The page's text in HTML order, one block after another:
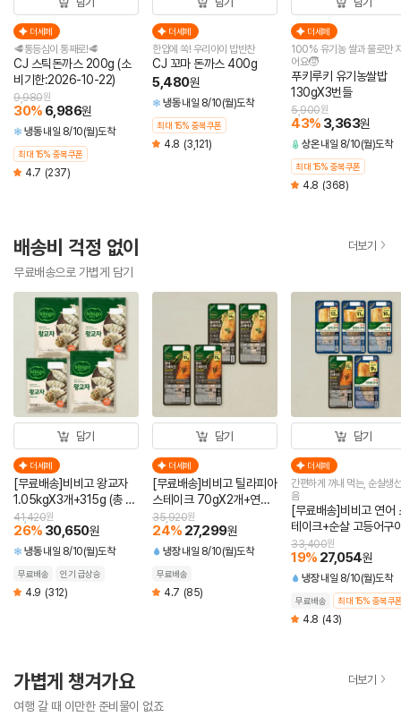
더세페
🥩통등심이 통째로!🥩
CJ 스틱돈까스 200g (소
비기한:2026-10-22)
30% 6,986원
9,980원
냉동 내일 8/10(월)도착
최대 15% 중복쿠폰
4.7 (237)
더세페
한입에 쏙! 우리아이 밥반찬
CJ 꼬마 돈까스 400g
5,480원
냉동 내일 8/10(월)도착
최대 15% 중복쿠폰
4.8 (3,121)
더세페
100% 유기농 쌀과 물로만
어요🧒
푸키루키 유기농쌀밥
130gX3번들
43% 3,363원
5,900원
상온 내일 8/10(월)도착
최대 15% 중복쿠폰
4.8 (368)
배송비 걱정 없이
무료배송으로 가볍게 담기
더보기
담기
더세페
[무료배송]비비고 왕교자
1.05kgX3개+315g (총 4
개)
26% 30,650원
41,420원
냉동 내일 8/10(월)도착
무료배송 인기 급상승
4.9 (312)
담기
더세페
[무료배송]비비고 틸라피아
스테이크 70gX2개+연어
스테이크 60gX2개 (총 4
개)
24% 27,299원
35,920원
냉장 내일 8/10(월)도착
무료배송
4.7 (85)
담기
더세페
간편하게 꺼내 먹는, 순살생
음
[무료배송]비비고 연어
테이크+순살 고등어구
+순살 삼치구이+순살
미구이+순살 임연수구
60g (총 5개)
19% 27,054원
33,400원
냉장 내일 8/10(월)도착
무료배송 최대 15% 중복쿠
4.8 (43)
가볍게 챙겨가요
여행 갈 때 이만한 준비물이 없죠
더보기